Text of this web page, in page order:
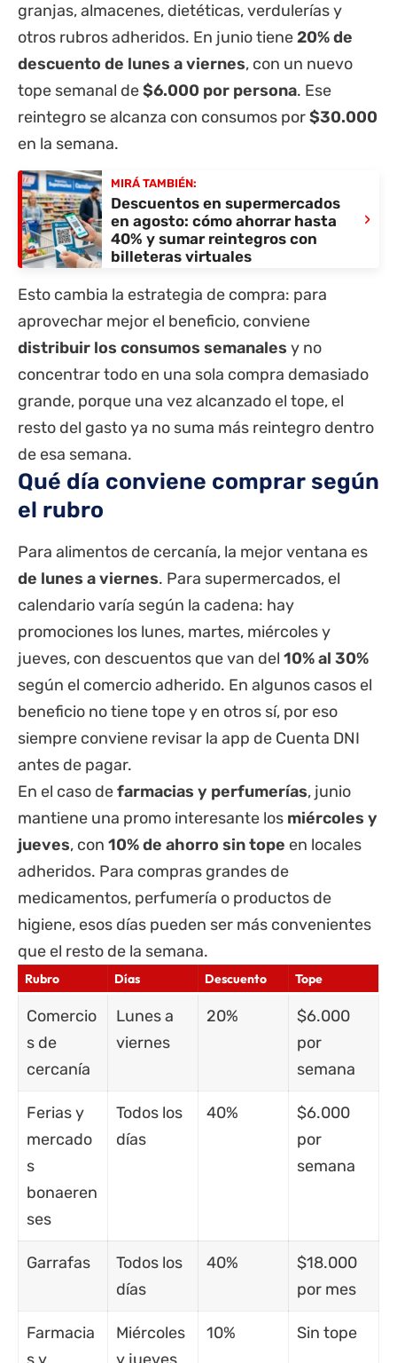
granjas, almacenes, dietéticas, verdulerías y
otros rubros adheridos. En junio tiene20% de
descuento de lunes a viernes, con un nuevo
tope semanal de$6.000 por persona. Ese
reintegro se alcanza con consumos por$30.000
en la semana.
MIRÁ TAMBIÉN:
Descuentos en supermercados
en agosto: cómo ahorrar hasta
40% y sumar reintegros con
billeteras virtuales
›
Esto cambia la estrategia de compra: para
aprovechar mejor el beneficio, conviene
distribuir los consumos semanales y no
concentrar todo en una sola compra demasiado
grande, porque una vez alcanzado el tope, el
resto del gasto ya no suma más reintegro dentro
de esa semana.
Qué día conviene comprar según
el rubro
Para alimentos de cercanía, la mejor ventana es
de lunes a viernes. Para supermercados, el
calendario varía según la cadena: hay
promociones los lunes, martes, miércoles y
jueves, con descuentos que van del 10% al 30%
según el comercio adherido. En algunos casos el
beneficio no tiene tope y en otros sí, por eso
siempre conviene revisar la app de Cuenta DNI
antes de pagar.
En el caso defarmacias y perfumerías, junio
mantiene una promo interesante los miércoles y
jueves, con 10% de ahorro sin tope en locales
adheridos. Para compras grandes de
medicamentos, perfumería o productos de
higiene, esos días pueden ser más convenientes
que el resto de la semana.
Rubro Días Descuento Tope
Comercio
s de
cercanía
Lunes a
viernes
20%
$6.000
por
semana
Ferias y
mercado
s
bonaeren
ses
Todos los
días
40%
$6.000
por
semana
Garrafas
Todos los
días
40%
$18.000
por mes
Farmacia
Miércoles
10% Sin tope